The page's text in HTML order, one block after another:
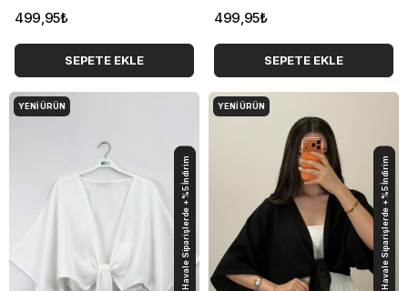
499,95₺
SEPETE EKLE
499,95₺
SEPETE EKLE
YENI ÜRÜN
Havale Siparişlerde +%5 İndirim
YENI ÜRÜN
Havale Siparişlerde +%5 İndirim